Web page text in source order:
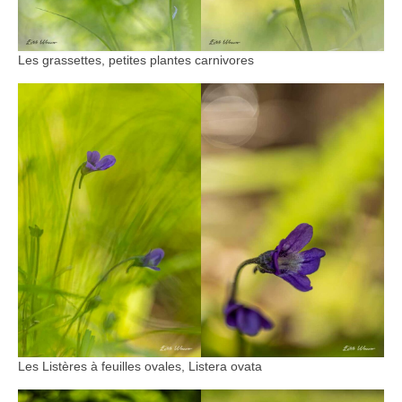
Macrophoto
Fleurs printanières
Insectes
Orchidées
Parcs et Jardins
Mon jardin
Parc de la Tête d’Or
Richmond Park (Londres)
Météo particulière
Les grassettes, petites plantes carnivores
Les Listères à feuilles ovales, Listera ovata